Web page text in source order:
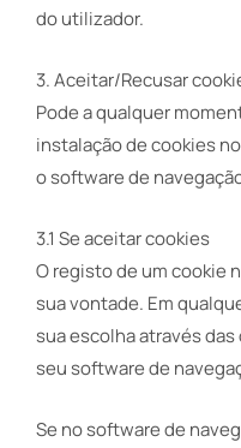
do utilizador.
3. Aceitar/Recusar
Pode a qualquer
instalação de cookies
o software de
3.1 Se aceitar cookies
O registo de um cookie
sua vontade. Em
sua escolha através
seu software de
Se no software de